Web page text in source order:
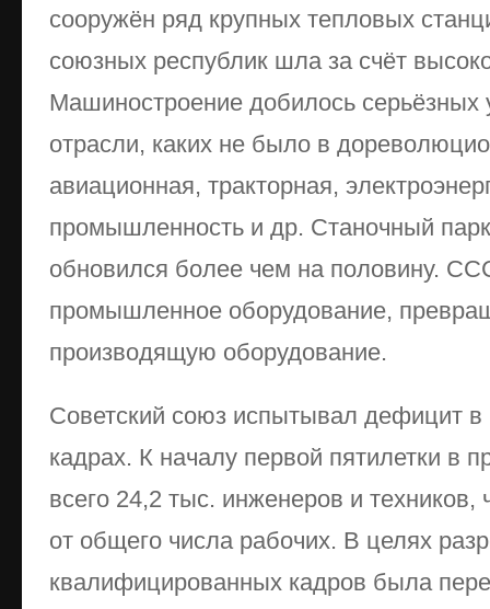
сооружён ряд крупных тепловых
союзных республик шла за счёт
Машиностроение добилось
отрасли, каких не было в
авиационная, тракторная,
промышленность и др. Станочный
обновился более чем на половину.
промышленное оборудование,
производящую оборудование.
Советский союз испытывал дефицит в
кадрах. К началу первой пятилетки в
всего 24,2 тыс. инженеров и техников,
от общего числа рабочих. В целях
квалифицированных кадров была